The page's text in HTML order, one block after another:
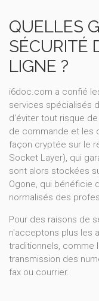
QUELLES
SÉCURITÉ
LIGNE ?
i6doc.com a confié
services spécialisés
d'éviter tout risque
de commande et les
façon cryptée sur le
Socket Layer), qui
sont alors stockées
Ogone, qui bénéficie
normalisés des
Pour des raisons de
n'acceptons plus les
traditionnels, comme
transmission des
fax ou courrier.